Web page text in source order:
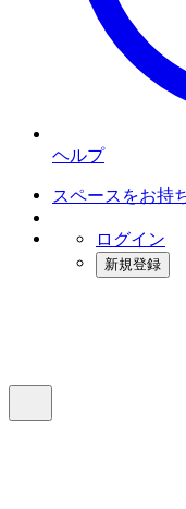
ヘルプ
スペースをお持
ログイン
新規登録